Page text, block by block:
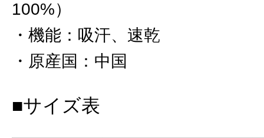
100%）
機能 ： 吸汗、速乾
原産国 ： 中国
■サイズ表